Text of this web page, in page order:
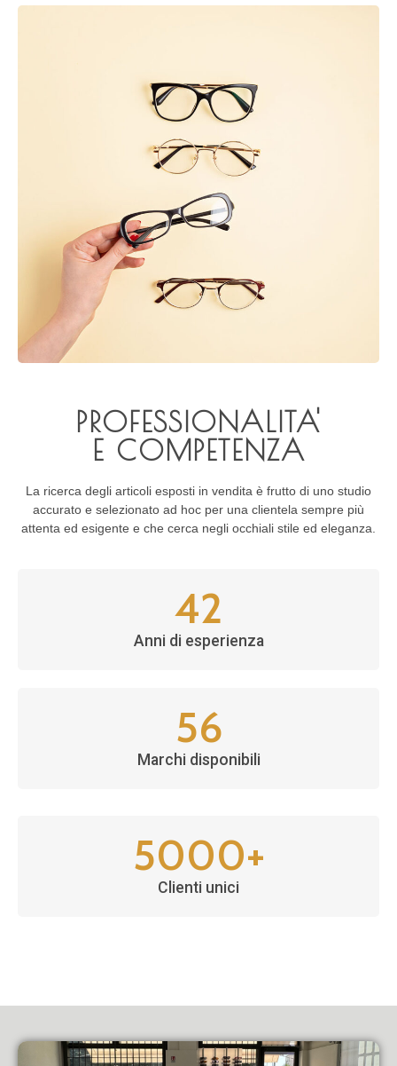
PROFESSIONALITA'
E COMPETENZA
La ricerca degli articoli esposti in vendita è frutto di uno studio
accurato e selezionato ad hoc per una clientela sempre più
attenta ed esigente e che cerca negli occhiali stile ed eleganza.
Anni di esperienza
42
Marchi disponibili
56
Clienti unici
5000+